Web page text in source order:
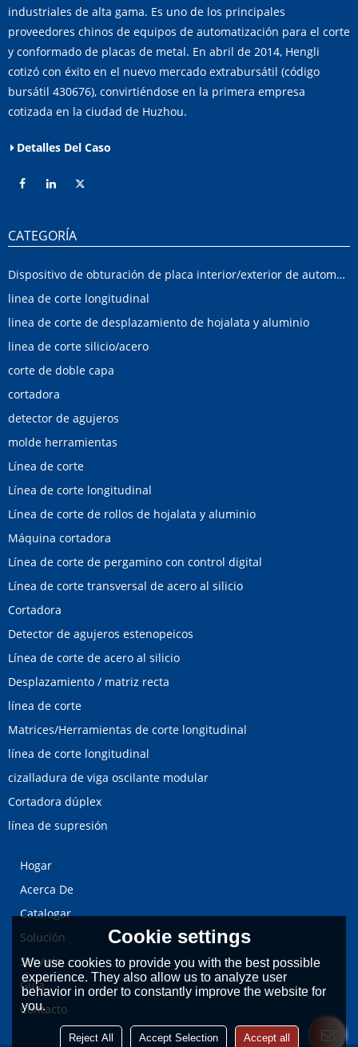
industriales de alta gama. Es uno de los principales
proveedores chinos de equipos de automatización para el corte
y conformado de placas de metal. En abril de 2014, Hengli
cotizó con éxito en el nuevo mercado extrabursátil (código
bursátil 430676), convirtiéndose en la primera empresa
cotizada en la ciudad de Huzhou.
Detalles Del Caso
CATEGORÍA
Dispositivo de obturación de placa interior/exterior de automóvil
linea de corte longitudinal
linea de corte de desplazamiento de hojalata y aluminio
linea de corte silicio/acero
corte de doble capa
cortadora
detector de agujeros
molde herramientas
Línea de corte
Línea de corte longitudinal
Línea de corte de rollos de hojalata y aluminio
Máquina cortadora
Línea de corte de pergamino con control digital
Línea de corte transversal de acero al silicio
Cortadora
Detector de agujeros estenopeicos
Línea de corte de acero al silicio
Desplazamiento / matriz recta
línea de corte
Matrices/Herramientas de corte longitudinal
línea de corte longitudinal
cizalladura de viga oscilante modular
Cortadora dúplex
línea de supresión
Hogar
Acerca De
Catalogar
Solución
Servicio
Guía
Contacto
Cookie settings
We use cookies to provide you with the best possible
experience. They also allow us to analyze user
behavior in order to constantly improve the website for
you.
Reject All Accept Selection Accept all